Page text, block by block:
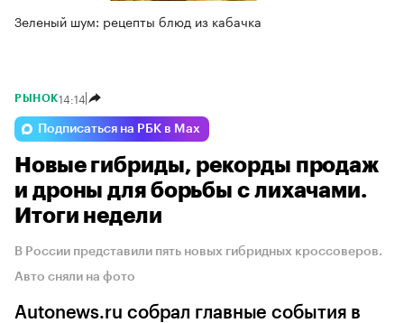
Зеленый шум: рецепты блюд из кабачка
РЫНОК14:14
Подписаться на РБК в Max
Новые гибриды, рекорды продаж
и дроны для борьбы с лихачами.
Итоги недели
В России представили пять новых гибридных кроссоверов.
Авто сняли на фото
Autonews.ru собрал главные события в